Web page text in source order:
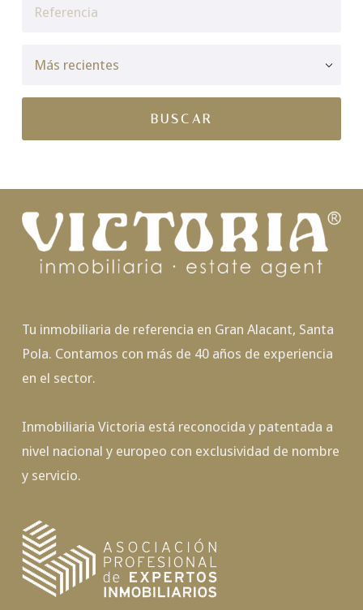
Tu inmobiliaria de referencia en Gran Alacant, Santa
Pola. Contamos con más de 40 años de experiencia
en el sector.
Inmobiliaria Victoria está reconocida y patentada a
nivel nacional y europeo con exclusividad de nombre
y servicio.